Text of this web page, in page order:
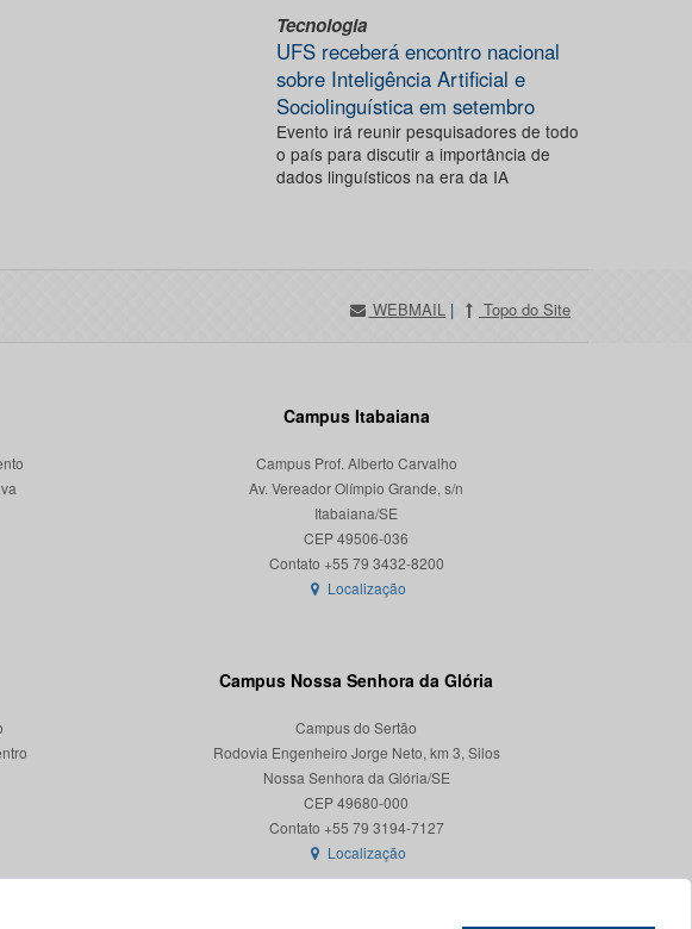
Tecnologia
UFS receberá encontro nacional
sobre Inteligência Artificial e
Sociolinguística em setembro
Evento irá reunir pesquisadores de todo
o país para discutir a importância de
dados linguísticos na era da IA
WEBMAIL | Topo do Site
Campus Itabaiana
Campus Prof. Alberto Carvalho
Av. Vereador Olímpio Grande, s/n
Itabaiana/SE
CEP 49506-036
Localização
Campus Nossa Senhora da Glória
Campus do Sertão
Rodovia Engenheiro Jorge Neto, km 3, Silos
Nossa Senhora da Glória/SE
CEP 49680-000
Contato +55 79 3194-7127
Localização